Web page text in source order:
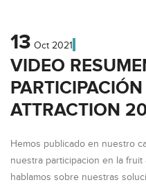
13 Oct 2021
VIDEO
ATTRACTION
Hemos publicado en nuestro
nuestra participacion en la
hablamos sobre nuestras